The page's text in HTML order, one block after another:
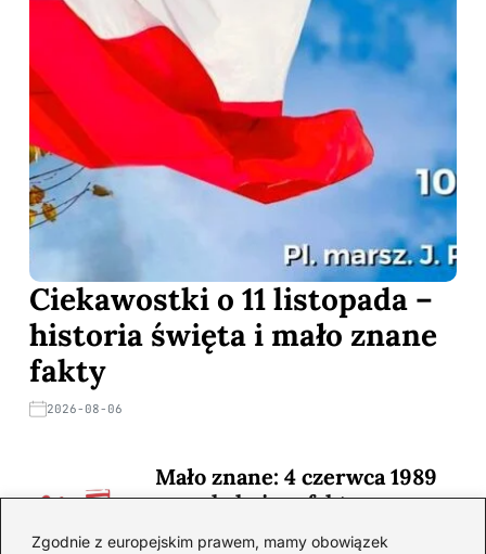
Zgodnie z europejskim prawem, mamy obowiązek
Ciekawostki o 11 listopada –
historia święta i mało znane
fakty
2026-08-06
Mało znane: 4 czerwca 1989
— zaskakujące fakty
2026-08-03